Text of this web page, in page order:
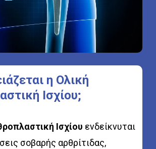
η Ολική
Ισχίου;
Ισχίου ενδείκνυται
σοβαρής αρθρίτιδας,